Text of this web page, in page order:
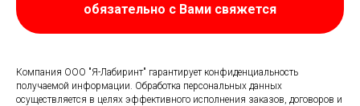
обязательно с Вами свяжется
Компания ООО "Я-Лабиринт" гарантирует конфиденциальность
получаемой информации. Обработка персональных данных
осуществляется в целях эффективного исполнения заказов, договоров и